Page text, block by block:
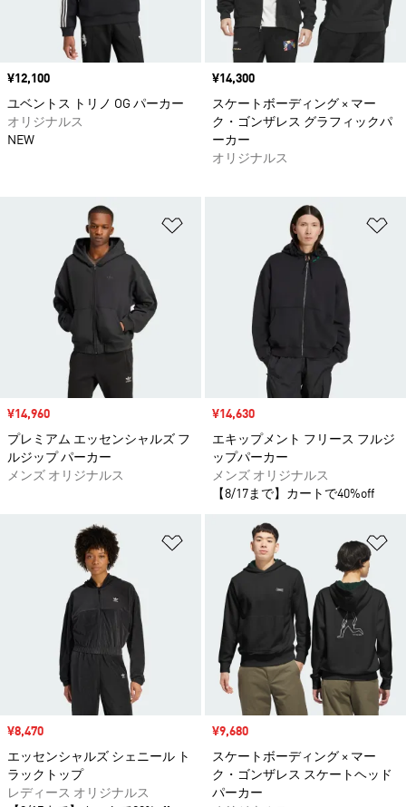
価格
¥12,100
ユベントス トリノ OG パーカー
オリジナルス
NEW
価格
¥14,300
スケートボーディング × マー
ク・ゴンザレス グラフィックパ
ーカー
オリジナルス
ほしいものリストに追加
セール価格
¥14,960
プレミアム エッセンシャルズ フ
ルジップ パーカー
メンズ オリジナルス
セール価格
¥14,630
エキップメント フリース フルジ
ップパーカー
メンズ オリジナルス
【8/17まで】カートで40%off
ほしいものリストに追加
セール価格
¥8,470
エッセンシャルズ シェニール ト
ラックトップ
レディース オリジナルス
セール価格
¥9,680
スケートボーディング × マー
ク・ゴンザレス スケートヘッド
パーカー